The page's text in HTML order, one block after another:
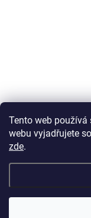
Tento web
webu vyjadřujete
zde.
U nových
individuálně,